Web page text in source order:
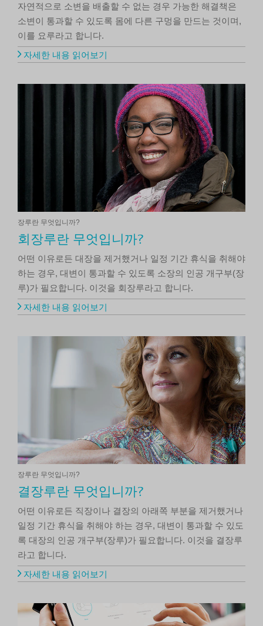
자연적으로 소변을 배출할 수 없는 경우 가능한 해결책은
소변이 통과할 수 있도록 몸에 다른 구멍을 만드는 것이며,
이를 요루라고 합니다.
자세한 내용 읽어보기
장루란 무엇입니까?
회장루란 무엇입니까?
어떤 이유로든 대장을 제거했거나 일정 기간 휴식을 취해야
하는 경우, 대변이 통과할 수 있도록 소장의 인공 개구부(장
루)가 필요합니다. 이것을 회장루라고 합니다.
자세한 내용 읽어보기
장루란 무엇입니까?
결장루란 무엇입니까?
어떤 이유로든 직장이나 결장의 아래쪽 부분을 제거했거나
일정 기간 휴식을 취해야 하는 경우, 대변이 통과할 수 있도
록 대장의 인공 개구부(장루)가 필요합니다. 이것을 결장루
라고 합니다.
자세한 내용 읽어보기